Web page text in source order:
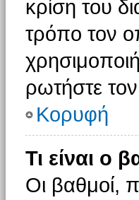
κρίση του
τρόπο τον
ρωτήστε
Κορυφή
Τι είναι ο
Οι βαθμοί,